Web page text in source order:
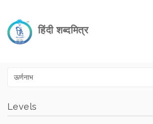
हिंदी शब्दमित्र
Levels